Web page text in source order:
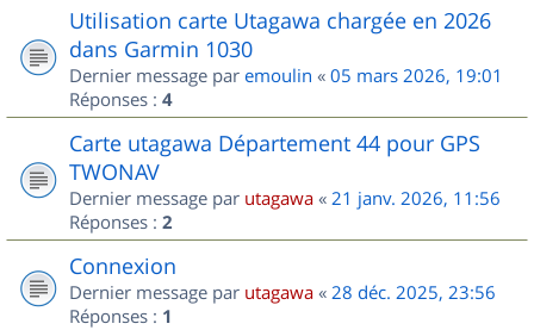
Utilisation carte Utagawa chargée en 2026
dans Garmin 1030
Dernier message par emoulin « 05 mars 2026, 19:01
Réponses : 4
Carte utagawa Département 44 pour GPS
TWONAV
Dernier message par utagawa « 21 janv. 2026, 11:56
Réponses : 2
Connexion
Dernier message par utagawa « 28 déc. 2025, 23:56
Réponses : 1